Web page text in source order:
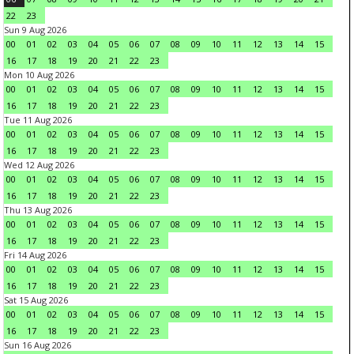
22
23
Sun 9 Aug 2026
00
01 02 03 04 05 06 07 08 09 10 11 12 13 14
15
16
17 18 19 20 21 22
23
Mon 10 Aug 2026
00
01 02 03 04 05 06 07 08 09 10 11 12 13 14
15
16
17 18 19 20 21 22
23
Tue 11 Aug 2026
00
01 02 03 04 05 06 07 08 09 10 11 12 13 14
15
16
17 18 19 20 21 22
23
Wed 12 Aug 2026
00
01 02 03 04 05 06 07 08 09 10 11 12 13 14
15
16
17 18 19 20 21 22
23
Thu 13 Aug 2026
00
01 02 03 04 05 06 07 08 09 10 11 12 13 14
15
16
17 18 19 20 21 22
23
Fri 14 Aug 2026
00
01 02 03 04 05 06 07 08 09 10 11 12 13 14
15
16
17 18 19 20 21 22
23
Sat 15 Aug 2026
00
01 02 03 04 05 06 07 08 09 10 11 12 13 14
15
16
17 18 19 20 21 22
23
Sun 16 Aug 2026